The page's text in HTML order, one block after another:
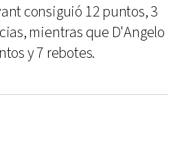
consiguió 12 puntos, 3
mientras que D'Angelo
y 7 rebotes.